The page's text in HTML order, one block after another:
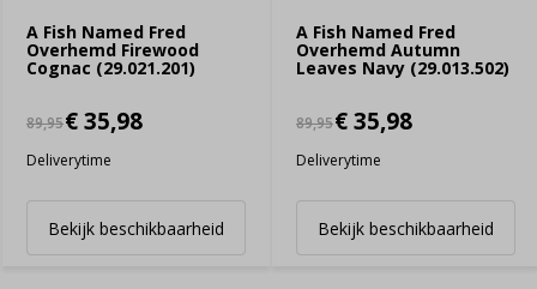
A Fish Named Fred
Overhemd Firewood
Cognac (29.021.201)
89,95€ 35,98
Deliverytime
Bekijk beschikbaarheid
A Fish Named Fred
Overhemd Autumn
Leaves Navy (29.013.502)
89,95€ 35,98
Deliverytime
Bekijk beschikbaarheid